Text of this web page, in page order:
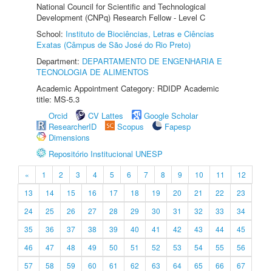
National Council for Scientific and Technological
Development (CNPq) Research Fellow - Level C
School: Instituto de Biociências, Letras e Ciências
Exatas (Câmpus de São José do Rio Preto)
Department: DEPARTAMENTO DE ENGENHARIA E
TECNOLOGIA DE ALIMENTOS
Academic Appointment Category: RDIDP Academic
title: MS-5.3
Orcid
CV Lattes
Google Scholar
ResearcherID
Scopus
Fapesp
Dimensions
Repositório Institucional UNESP
« 1 2 3 4 5 6 7 8 9 10 11
12
13
14 15 16 17 18 19 20 21 22
23
24
25 26 27 28 29 30 31 32 33
34
35
36 37 38 39 40 41 42 43 44
45
46
47 48 49 50 51 52 53 54 55
56
57
58 59 60 61 62 63 64 65 66
67